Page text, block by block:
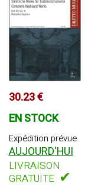
30.23 €
EN STOCK
Expédition prévue
AUJOURD'HUI
LIVRAISON
GRATUITE ✔